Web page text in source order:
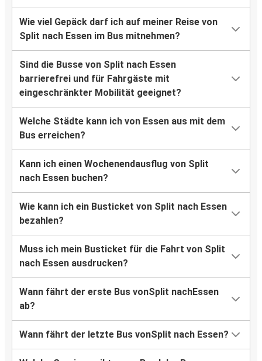
Wie viel Gepäck darf ich auf meiner Reise von
Split nach Essen im Bus mitnehmen?
Sind die Busse von Split nach Essen
barrierefrei und für Fahrgäste mit
eingeschränkter Mobilität geeignet?
Welche Städte kann ich von Essen aus mit dem
Bus erreichen?
Kann ich einen Wochenendausflug von Split
nach Essen buchen?
Wie kann ich ein Busticket von Split nach Essen
bezahlen?
Muss ich mein Busticket für die Fahrt von Split
nach Essen ausdrucken?
Wann fährt der erste Bus vonSplit nachEssen
ab?
Wann fährt der letzte Bus vonSplit nach Essen?